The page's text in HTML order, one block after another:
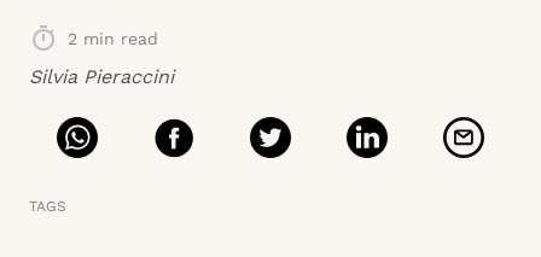
2 min read
Silvia Pieraccini
TAGS